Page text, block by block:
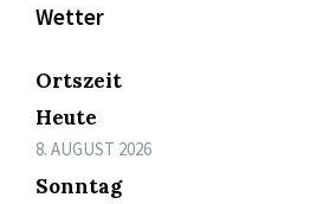
Wetter
Ortszeit
Heute
8. AUGUST 2026
Sonntag